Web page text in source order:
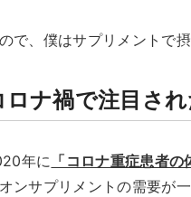
で、僕はサプリメントで摂
ロナ禍で注目さ
年に 「コロナ重症患者
ンサプリメントの需要が